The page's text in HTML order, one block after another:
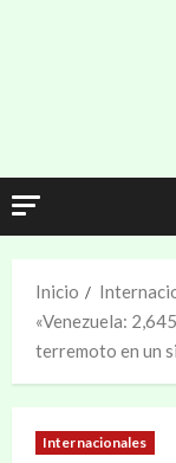
Inicio
«Venezuela:
terremoto en un
Internacionales